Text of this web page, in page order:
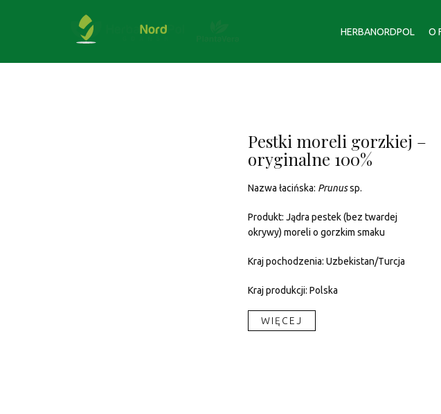
HERBANORDPOL O
Pestki moreli gorzkiej –
oryginalne 100%
Nazwa łacińska: Prunussp.
Produkt: Jądra pestek (bez twardej
okrywy) moreli o gorzkim smaku
Kraj pochodzenia: Uzbekistan/Turcja
Kraj produkcji: Polska
WIĘCEJ​